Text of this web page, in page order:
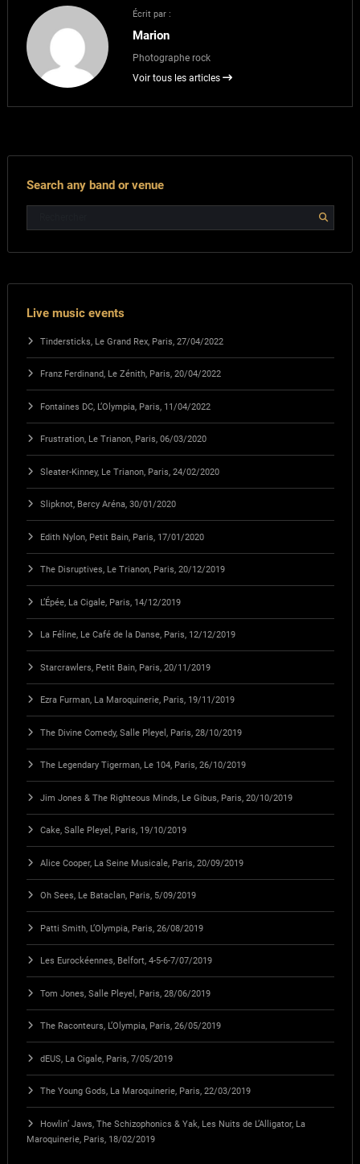
Écrit par :
Marion
Photographe rock
Voir tous les articles
Search any band or venue
Live music events
Tindersticks, Le Grand Rex, Paris, 27/04/2022
Franz Ferdinand, Le Zénith, Paris, 20/04/2022
Fontaines DC, L’Olympia, Paris, 11/04/2022
Frustration, Le Trianon, Paris, 06/03/2020
Sleater-Kinney, Le Trianon, Paris, 24/02/2020
Slipknot, Bercy Aréna, 30/01/2020
Edith Nylon, Petit Bain, Paris, 17/01/2020
The Disruptives, Le Trianon, Paris, 20/12/2019
L’Épée, La Cigale, Paris, 14/12/2019
La Féline, Le Café de la Danse, Paris, 12/12/2019
Starcrawlers, Petit Bain, Paris, 20/11/2019
Ezra Furman, La Maroquinerie, Paris, 19/11/2019
The Divine Comedy, Salle Pleyel, Paris, 28/10/2019
The Legendary Tigerman, Le 104, Paris, 26/10/2019
Jim Jones & The Righteous Minds, Le Gibus, Paris, 20/10/2019
Cake, Salle Pleyel, Paris, 19/10/2019
Alice Cooper, La Seine Musicale, Paris, 20/09/2019
Oh Sees, Le Bataclan, Paris, 5/09/2019
Patti Smith, L’Olympia, Paris, 26/08/2019
Les Eurockéennes, Belfort, 4-5-6-7/07/2019
Tom Jones, Salle Pleyel, Paris, 28/06/2019
The Raconteurs, L’Olympia, Paris, 26/05/2019
dEUS, La Cigale, Paris, 7/05/2019
The Young Gods, La Maroquinerie, Paris, 22/03/2019
Howlin’ Jaws, The Schizophonics & Yak, Les Nuits de L’Alligator, La
Maroquinerie, Paris, 18/02/2019